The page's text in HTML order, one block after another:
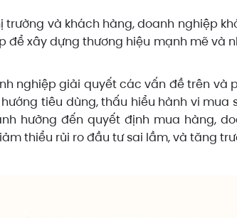
trường và khách hàng, doanh nghiệp
xây dựng thương hiệu mạnh mẽ và
nghiệp giải quyết các vấn đề trên và
tiêu dùng, thấu hiểu hành vi mua
hưởng đến quyết định mua hàng,
thiểu rủi ro đầu tư sai lầm, và tăng